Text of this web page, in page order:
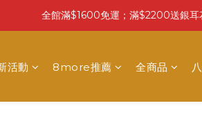
全館滿$1600免運；滿$2200送銀耳
活動 8more推薦 全商品